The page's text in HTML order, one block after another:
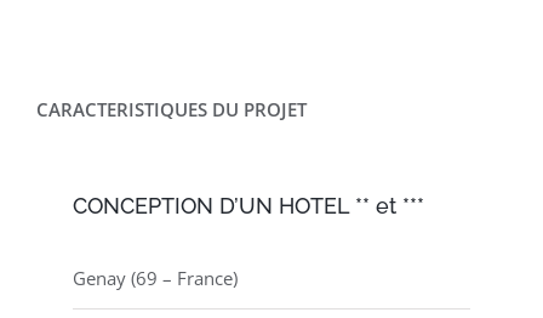
CARACTERISTIQUES DU PROJET
CONCEPTION D’UN HOTEL ** et ***
Genay (69 – France)